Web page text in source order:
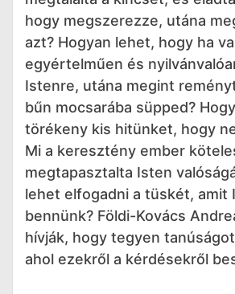
hogy megszerezze, utána
azt? Hogyan lehet, hogy ha
egyértelműen és
Istenre, utána megint
bűn mocsarába süpped?
törékeny kis hitünket, hogy
Mi a keresztény ember
megtapasztalta Isten
lehet elfogadni a tüskét, amit
bennünk? Földi-Kovács
hívják, hogy tegyen
ahol ezekről a kérdésekről